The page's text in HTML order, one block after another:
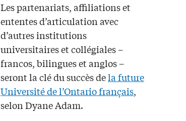
Les partenariats, affiliations et
ententes d’articulation avec
d’autres institutions
universitaires et collégiales –
francos, bilingues et anglos –
seront la clé du succès dela future
Université de l’Ontario français,
selon Dyane Adam.